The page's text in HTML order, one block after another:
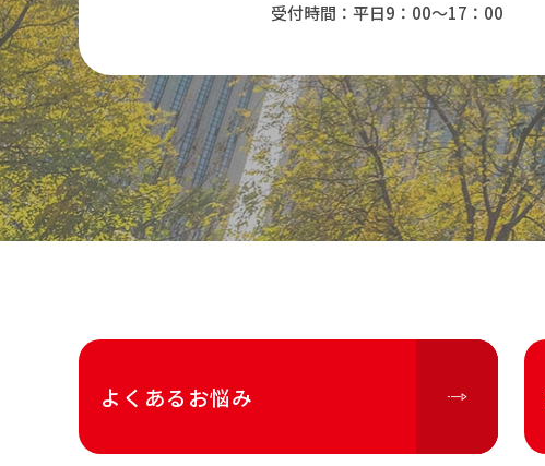
受付時間：平日9：00～17：00
よくあるお悩み